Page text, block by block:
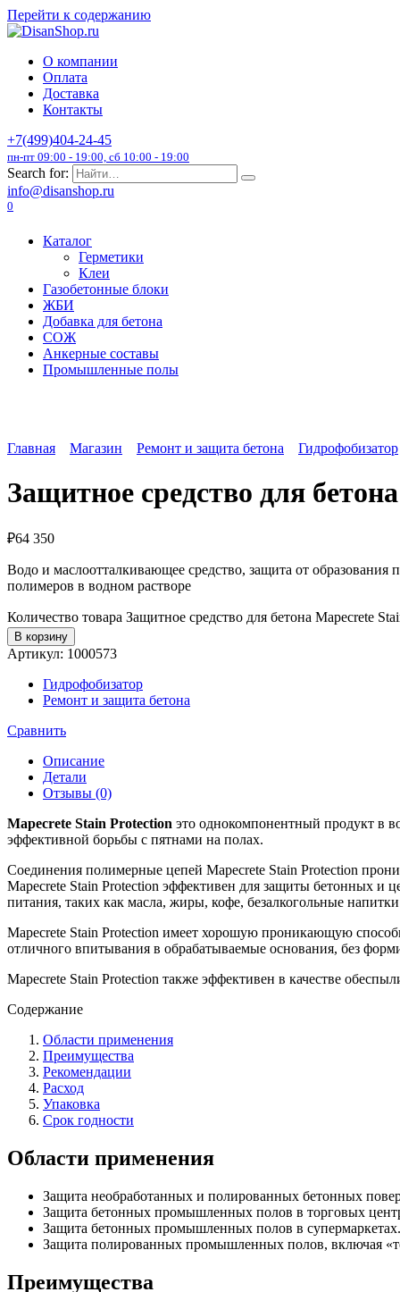
Перейти к содержанию
О компании
Оплата
Доставка
Контакты
+7(499)404-24-45
пн-пт 09:00 - 19:00, сб 10:00 - 19:00
Search for:
info@disanshop.ru
0
Каталог
Герметики
Клеи
Газобетонные блоки
ЖБИ
Добавка для бетона
СОЖ
Анкерные составы
Промышленные полы
Главная Магазин Ремонт и защита бетона Гидрофобизатор
Защитное средство для
₽64 350
Водо и маслоотталкивающее средство, защита от
полимеров в водном растворе
Количество товара Защитное средство для бетона Mapecrete
В корзину
Артикул: 1000573
Гидрофобизатор
Ремонт и защита бетона
Сравнить
Описание
Детали
Отзывы (0)
Mapecrete Stain Protection это однокомпонентный продукт в
эффективной борьбы с пятнами на полах.
Соединения полимерные цепей Mapecrete Stain Protection
Mapecrete Stain Protection эффективен для защиты бетонных и
питания, таких как масла, жиры, кофе, безалкогольные
Mapecrete Stain Protection имеет хорошую проникающую
отличного впитывания в обрабатываемые основания, без
Mapecrete Stain Protection также эффективен в качестве
Содержание
Области применения
Преимущества
Рекомендации
Расход
Упаковка
Срок годности
Области применения
Защита необработанных и полированных бетонных
Защита бетонных промышленных полов в торговых
Защита бетонных промышленных полов в супермаркетах.
Защита полированных промышленных полов, включая
Преимущества